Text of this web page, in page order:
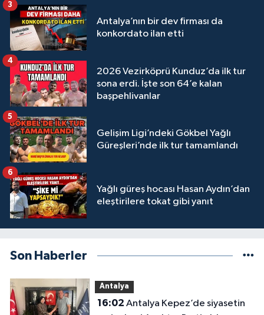
Antalya’nın bir dev firması da
konkordato ilan etti
3
2026 Vezirköprü Kunduz’da ilk tur
sona erdi. İşte son 64’e kalan
başpehlivanlar
4
Gelişim Ligi’ndeki Gökbel Yağlı
Güreşleri’nde ilk tur tamamlandı
5
Yağlı güreş hocası Hasan Aydın’dan
eleştirilere tokat gibi yanıt
6
Son Haberler
Antalya
16:02